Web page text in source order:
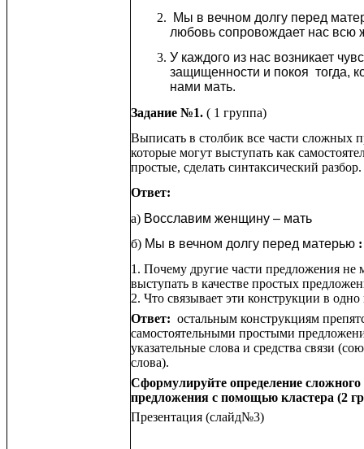
Мы в вечном долгу перед
любовь сопровождает нас всю
У каждого из нас возникает
защищенности и покоя тогда,
нами мать.
Задание №1. ( 1 группа)
Выписать в столбик все части сложных
которые могут выступать как
простые, сделать синтаксический разбор.
Ответ:
а) Восславим женщину – мать
б) Мы в вечном долгу перед матерью :
1. Почему другие части предложения не
выступать в качестве простых
2. Что связывает эти конструкции в одно
Ответ: остальным конструкциям
самостоятельными простыми
указательные слова и средства связи
слова).
Сформулируйте определение сложного
предложения с помощью кластера (2
Презентация (слайд№3)